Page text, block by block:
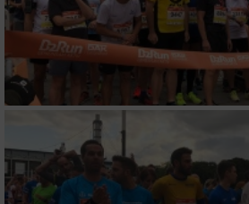
Verwendung reduzierter Daten zur
von Inhalten
IAB-Besonderheiten:
Verwendung genauer Standortdaten
Geräte anhand von aktiv
Informationen identifizieren